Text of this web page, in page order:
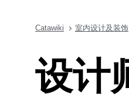
Catawiki 室内设计及装饰
设计